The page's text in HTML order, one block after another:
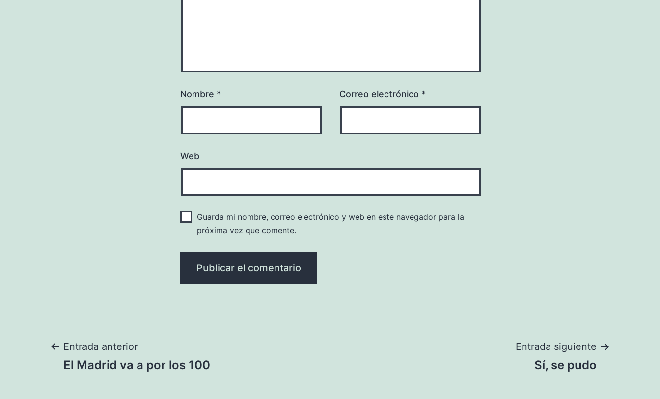
Nombre * Correo electrónico *
Web
Guarda mi nombre, correo electrónico y web en este navegador para la
próxima vez que comente.
Navegación
Entrada anterior
El Madrid va a por los 100
Entrada siguiente
Sí, se pudo